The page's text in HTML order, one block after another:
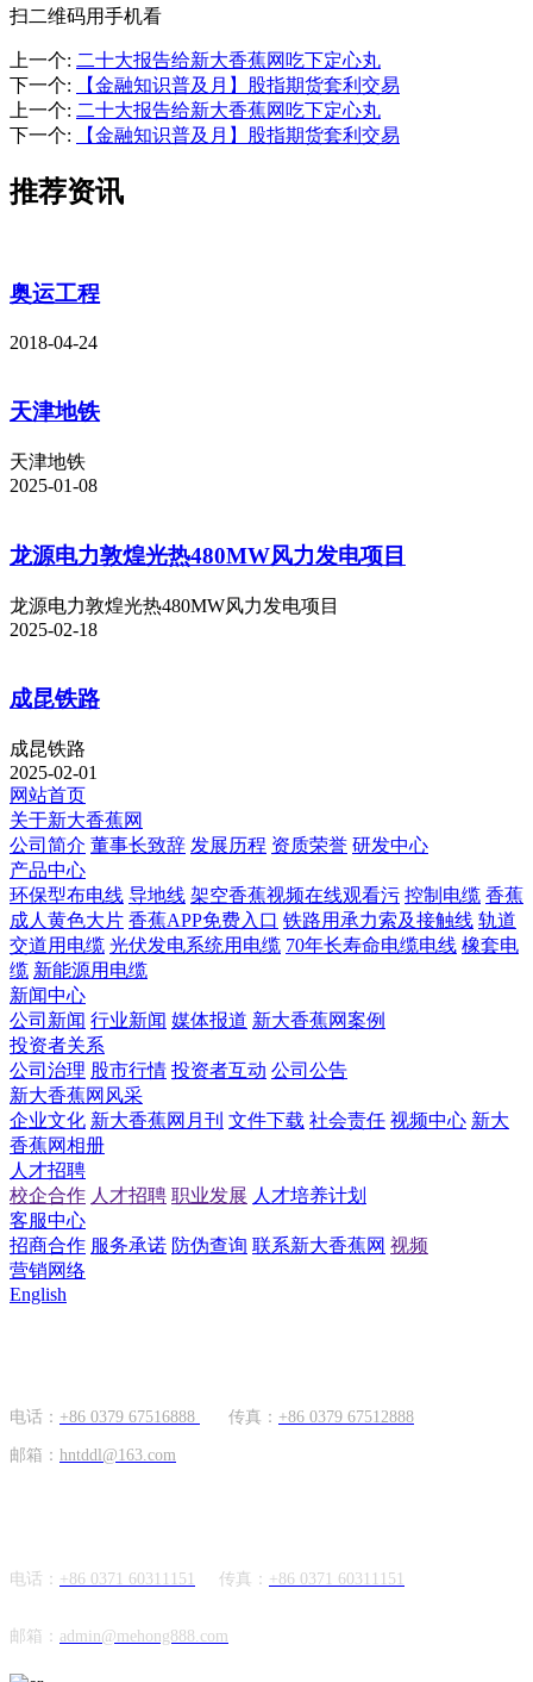
扫二维码用手机看
上一个: 二十大报告给新大香蕉网吃下定心丸
下一个:
【金融知识普及月】股指期货套利交易
上一个: 二十大报告给新大香蕉网吃下定心丸
下一个: 【金融知识普及月】股指期货套利交易
推荐资讯
奥运工程
2018-04-24
天津地铁
天津地铁
2025-01-08
龙源电力敦煌光热480MW风力发电项目
龙源电力敦煌光热480MW风力发电项目
2025-02-18
成昆铁路
成昆铁路
2025-02-01
网站首页
关于新大香蕉网
公司简介 董事长致辞 发展历程 资质荣誉 研发中心
产品中心
环保型布电线 导地线 架空香蕉视频在线观看污 控制电缆 香蕉
成人黄色大片 香蕉APP免费入口 铁路用承力索及接触线 轨道
交道用电缆 光伏发电系统用电缆 70年长寿命电缆电线 橡套电
缆 新能源用电缆
新闻中心
公司新闻 行业新闻 媒体报道 新大香蕉网案例
投资者关系
公司治理 股市行情 投资者互动 公司公告
新大香蕉网风采
企业文化 新大香蕉网月刊 文件下载 社会责任 视频中心 新大
香蕉网相册
人才招聘
校企合作 人才招聘 职业发展 人才培养计划
客服中心
招商合作 服务承诺 防伪查询 联系新大香蕉网 视频
营销网络
English
电话： +86 0379 67516888 传真： +86 0379 67512888
邮箱： hntddl@163.com
电话： +86 0371 60311151 传真： +86 0371 60311151
邮箱： admin@mehong888.com